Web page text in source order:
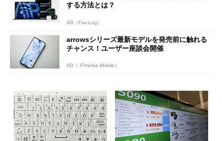
する方法とは？
AD（Fav-Log）
arrowsシリーズ最新モデルを発売前に触れる
チャンス！ユーザー座談会開催
AD（ ITmedia Mobile）